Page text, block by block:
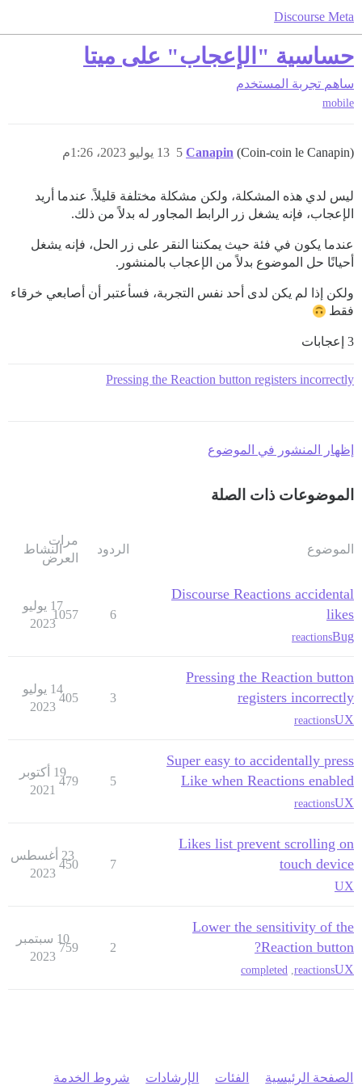
Discourse Meta
حساسية "الإعجاب" على ميتا
ساهم تجربة المستخدم
mobile
Canapin (Coin-coin le Canapin) 13 يوليو 2023، 1:26م 5
ليس لدي هذه المشكلة، ولكن مشكلة مختلفة قليلاً. عندما أريد
الإعجاب، فإنه يشغل زر الرابط المجاور له بدلاً من ذلك.
عندما يكون في فئة حيث يمكننا النقر على زر الحل، فإنه يشغل
أحيانًا حل الموضوع بدلاً من الإعجاب بالمنشور.
ولكن إذا لم يكن لدى أحد نفس التجربة، فسأعتبر أن أصابعي خرقاء
فقط
3 إعجابات
Pressing the Reaction button registers incorrectly
إظهار المنشور في الموضوع
الموضوعات ذات الصلة
الموضوع الردود
مرات
العرض
النشاط
Discourse Reactions accidental
likes
Bug
reactions
6
1057
17 يوليو
2023
Pressing the Reaction button
registers incorrectly
UX
reactions
3
405
14 يوليو
2023
Super easy to accidentally press
Like when Reactions enabled
UX
reactions
5
479
19 أكتوبر
2021
Likes list prevent scrolling on
touch device
UX
7
450
23 أغسطس
2023
Lower the sensitivity of the
Reaction button?
UX
reactions
completed
2
759
10 سبتمبر
2023
الصفحة الرئيسية الفئات الإرشادات شروط الخدمة